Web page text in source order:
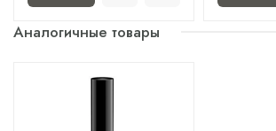
Аналогичные товары